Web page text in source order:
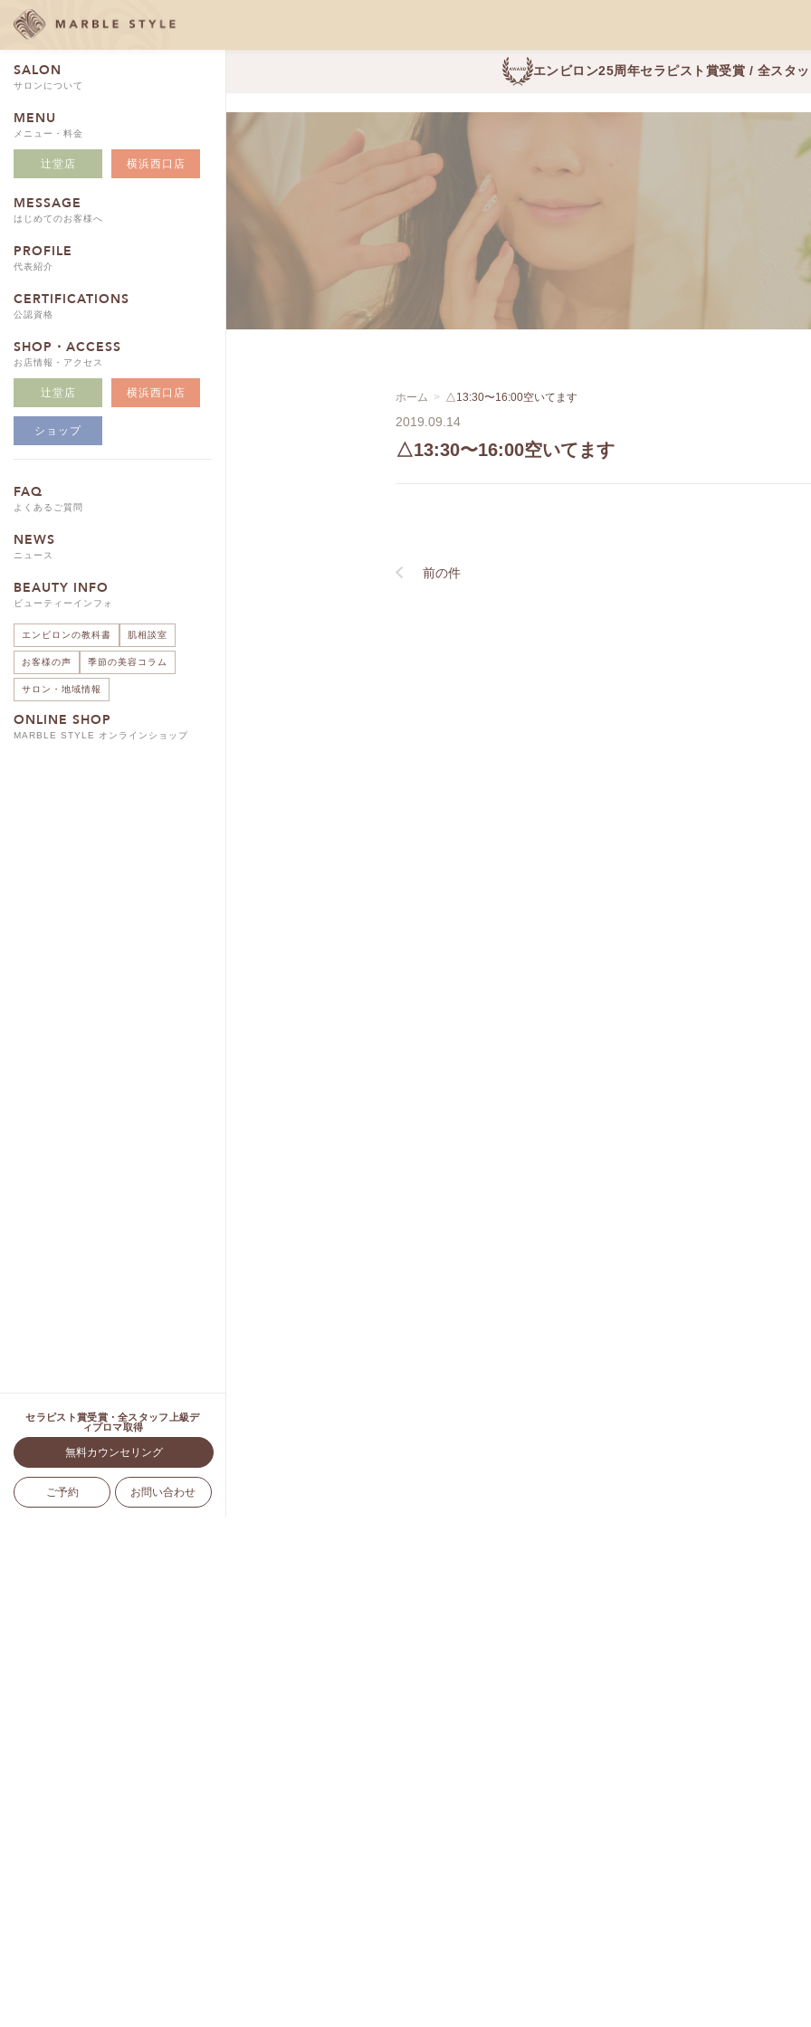
SALON
サロンについて
MENU
メニュー・料金
辻堂店 横浜西口店
MESSAGE
はじめてのお客様へ
PROFILE
代表紹介
CERTIFICATIONS
公認資格
SHOP・ACCESS
お店情報・アクセス
辻堂店 横浜西口店
ショップ
FAQ
よくあるご質問
NEWS
ニュース
BEAUTY INFO
ビューティーインフォ
エンビロンの教科書 肌相談室
お客様の声 季節の美容コラム
サロン・地域情報
ONLINE SHOP
MARBLE STYLE オンラインショップ
セラピスト賞受賞・全スタッフ上級デ
ィプロマ取得
無料カウンセリング
ご予約 お問い合わせ
エンビロン25周年セラピスト賞受賞 / 全スタ
ホーム △13:30〜16:00空いてます
2019.09.14
△13:30〜16:00空いてます
前の件